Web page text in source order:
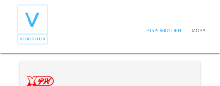
ВІБРОМОТОРИ МОВА